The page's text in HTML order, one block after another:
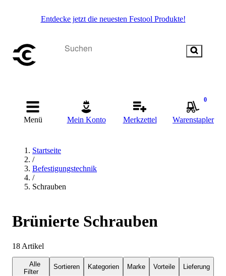
Entdecke jetzt die neuesten Festool Produkte!
Menü Mein Konto Merkzettel
0
Warenstapler
Startseite
/
Befestigungstechnik
/
Schrauben
Brünierte Schrauben
18 Artikel
Alle
Filter
Sortieren Kategorien Marke Vorteile Lieferung